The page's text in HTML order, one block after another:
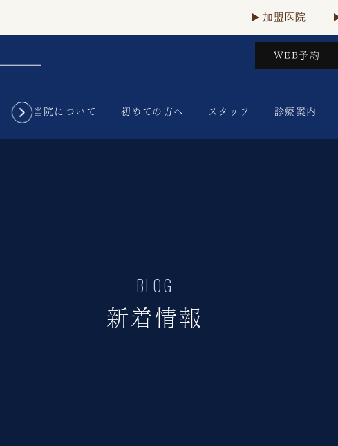
加盟医院
WEB予約
当院について 初めての方へ スタッフ 診療案内
BLOG
新着情報